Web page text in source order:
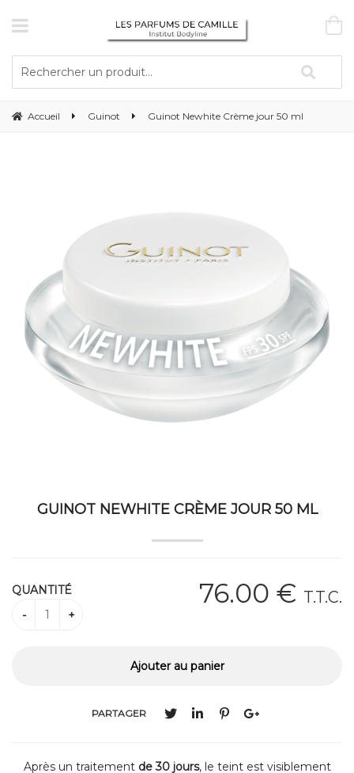
Accueil Guinot Guinot Newhite Crème jour 50 ml
GUINOT NEWHITE CRÈME JOUR 50 ML
76.00 € T.T.C.
QUANTITÉ
PARTAGER
Après un traitement de 30 jours, le teint est visiblement